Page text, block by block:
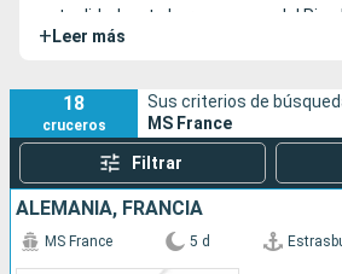
actualidad, este barco navega del Rin
a sus pasajeros un descubrimiento
+ Leer más
18
cruceros
Sus criterios de
MS France
Filtrar
ALEMANIA, FRANCIA
MS France 5 d